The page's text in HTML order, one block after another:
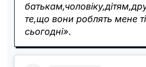
те,що вони роблять мене
сьогодні».